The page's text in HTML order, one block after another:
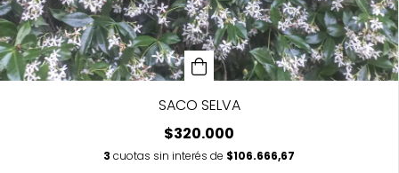
SACO SELVA
$320.000
3 cuotas sin interés de $106.666,67